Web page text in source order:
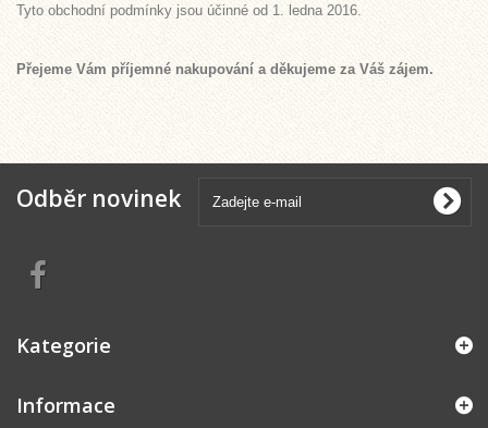
Tyto obchodní podmínky jsou účinné od 1. ledna 2016.
Přejeme Vám příjemné nakupování a děkujeme za Váš zájem.
Odběr novinek
Kategorie
Informace